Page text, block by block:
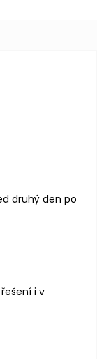
5 hvězdiček.
5 hvězdiček.
druhý den po
5 hvězdiček.
i v
5 hvězdiček.